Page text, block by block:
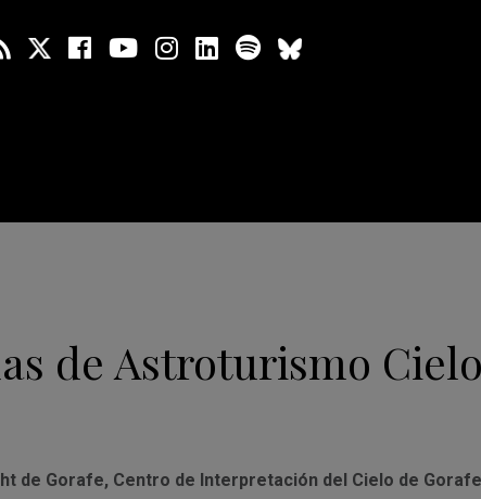
de Astroturismo
de Gorafe, Centro de Interpretación del Cielo de